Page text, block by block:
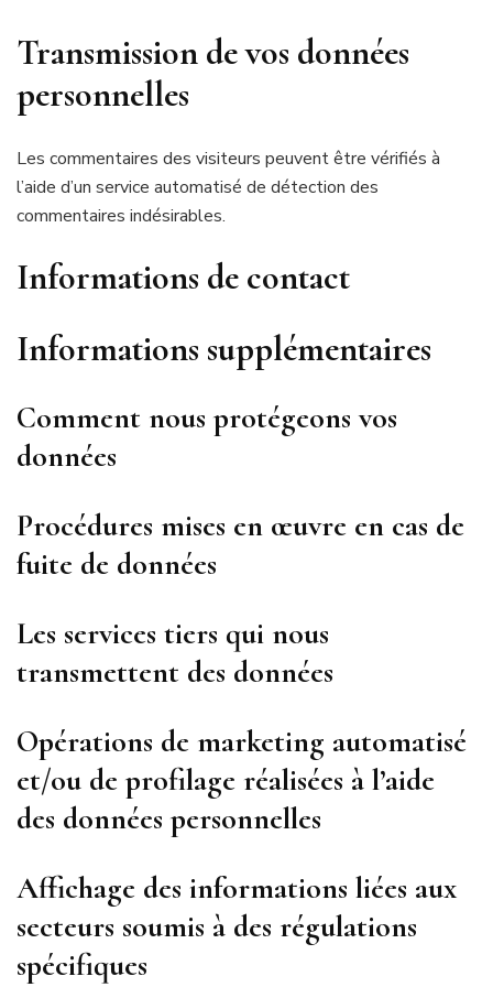
Transmission de vos données
personnelles
Les commentaires des visiteurs peuvent être vérifiés à
l’aide d’un service automatisé de détection des
commentaires indésirables.
Informations de contact
Informations supplémentaires
Comment nous protégeons vos
données
Procédures mises en œuvre en cas de
fuite de données
Les services tiers qui nous
transmettent des données
Opérations de marketing automatisé
et/ou de profilage réalisées à l’aide
des données personnelles
Affichage des informations liées aux
secteurs soumis à des régulations
spécifiques